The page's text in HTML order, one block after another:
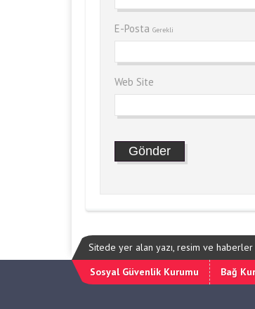
E-Posta Gerekli
Web Site
Sitede yer alan yazı, resim ve
Sosyal Güvenlik Kurumu
Bağ Kur